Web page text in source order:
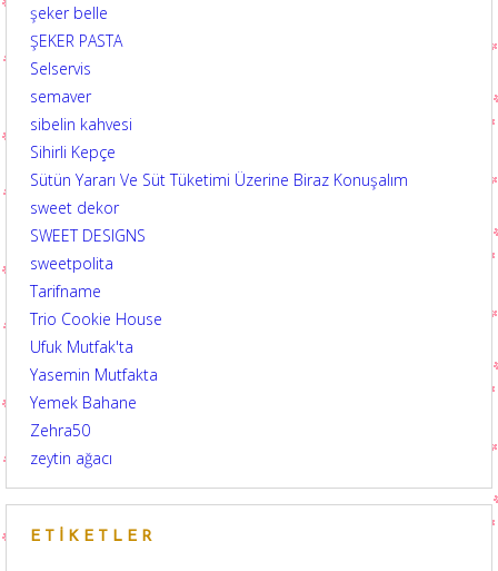
şeker belle
ŞEKER PASTA
Selservis
semaver
sibelin kahvesi
Sihirli Kepçe
Sütün Yararı Ve Süt Tüketimi Üzerine Biraz Konuşalım
sweet dekor
SWEET DESIGNS
sweetpolita
Tarifname
Trio Cookie House
Ufuk Mutfak'ta
Yasemin Mutfakta
Yemek Bahane
Zehra50
zeytin ağacı
ETIKETLER